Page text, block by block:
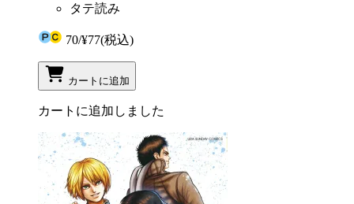
タテ読み
70/¥77(税込)
カートに追加
カートに追加しました